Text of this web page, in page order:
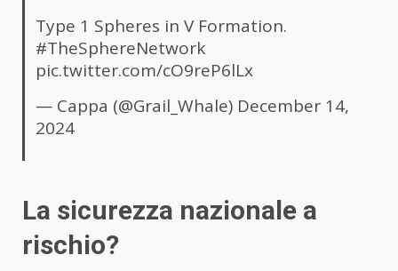
Type 1 Spheres in V Formation.
#TheSphereNetwork
pic.twitter.com/cO9reP6lLx
— Cappa (@Grail_Whale) December 14,
2024
La sicurezza nazionale a
rischio?